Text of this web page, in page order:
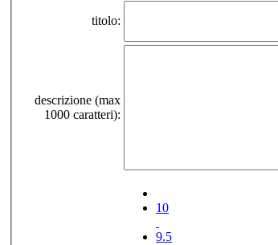
titolo:
descrizione (max
1000 caratteri):
10
9.5